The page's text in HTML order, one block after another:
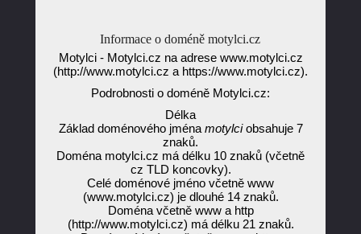
Informace o doméně motylci.cz
Motylci - Motylci.cz na adrese www.motylci.cz
(http://www.motylci.cz a https://www.motylci.cz).
Podrobnosti o doméně Motylci.cz:
Délka
Základ doménového jména motylciobsahuje 7
znaků.
Doména motylci.cz má délku 10 znaků (včetně
cz TLD koncovky).
Celé doménové jméno včetně www
(www.motylci.cz) je dlouhé 14 znaků.
Doména včetně www a http
(http://www.motylci.cz) má délku 21 znaků.